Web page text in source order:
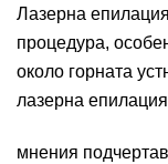
Лазерна
процедура,
около горната
лазерна
мнения